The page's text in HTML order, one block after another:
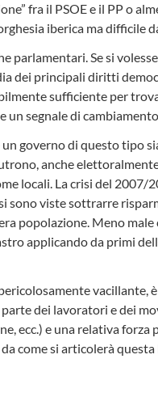
fra il PSOE e il PP o
iberica ma difficile
parlamentari. Se si
dei principali diritti
sufficiente per
un segnale di
governo di questo tipo
anche
locali. La crisi del
sono viste sottrarre
popolazione. Meno
applicando da primi
dei lavoratori e dei
ecc.) e una relativa
come si articolerà